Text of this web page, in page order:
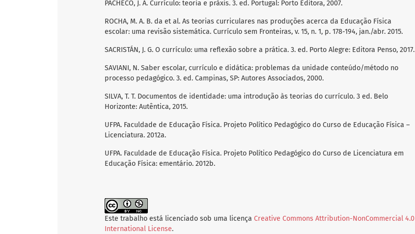
PACHECO, J. A. Currículo: teoria e práxis. 3. ed. Portugal: Porto Editora, 2007.
ROCHA, M. A. B. da et al. As teorias curriculares nas produções acerca da Educação Física
escolar: uma revisão sistemática. Currículo sem Fronteiras, v. 15, n. 1, p. 178-194, jan./abr. 2015.
SACRISTÁN, J. G. O currículo: uma reflexão sobre a prática. 3. ed. Porto Alegre: Editora Penso, 2017.
SAVIANI, N. Saber escolar, currículo e didática: problemas da unidade conteúdo/método no
processo pedagógico. 3. ed. Campinas, SP: Autores Associados, 2000.
SILVA, T. T. Documentos de identidade: uma introdução às teorias do currículo. 3 ed. Belo
Horizonte: Autêntica, 2015.
UFPA. Faculdade de Educação Física. Projeto Político Pedagógico do Curso de Educação Física –
Licenciatura. 2012a.
UFPA. Faculdade de Educação Física. Projeto Político Pedagógico do Curso de Licenciatura em
Educação Física: ementário. 2012b.
Este trabalho está licenciado sob uma licença Creative Commons Attribution-NonCommercial 4.0
International License.